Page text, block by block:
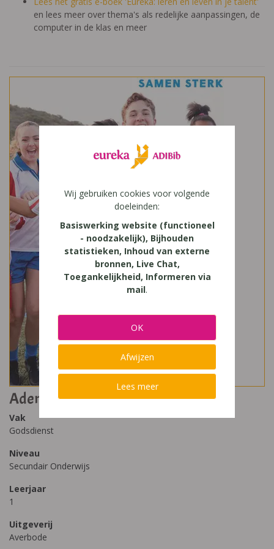
en lees meer over thema's als redelijke aanpassingen, de
computer in de klas en meer
Adem 1 - Samen sterk
Vak
Godsdienst
Niveau
Secundair Onderwijs
Leerjaar
1
Uitgeverij
Averbode
Wij gebruiken cookies voor volgende
doeleinden:
Basiswerking website (functioneel
- noodzakelijk), Bijhouden
statistieken, Inhoud van externe
bronnen, Live Chat,
Toegankelijkheid, Informeren via
mail.
OK
Afwijzen
Lees meer